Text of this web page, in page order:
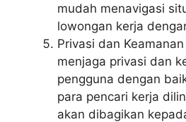
mudah menavigasi
lowongan kerja
Privasi dan
menjaga privasi dan
pengguna dengan
para pencari kerja
akan dibagikan